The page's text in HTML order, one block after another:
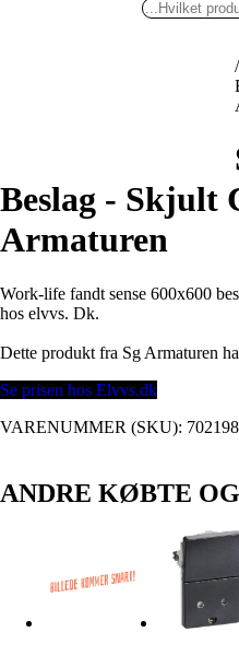
/
Beslag - Skjult
Armaturen
Work-life fandt sense 600x600
hos elvvs. Dk.
Dette produkt fra Sg Armaturen
Se prisen hos Elvvs.dk
VARENUMMER (SKU):
ANDRE KØBTE